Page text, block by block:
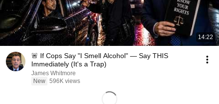
14:22
🚨 If Cops Say "I Smell Alcohol" — Say THIS
Immediately (It's a Trap)
James Whitmore
New 596K views